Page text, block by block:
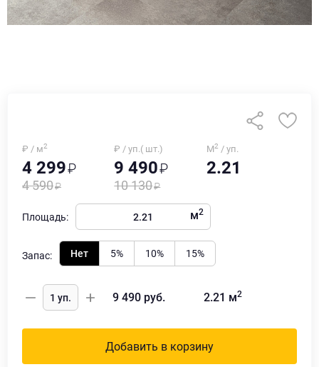
₽ / м2
4 299
4 590
₽ / уп.( шт.)
9 490
10 130
М2 / уп.
2.21
Площадь: м2
Запас: Нет 5% 10% 15%
9 490 руб. 2.21 м2
Добавить в корзину